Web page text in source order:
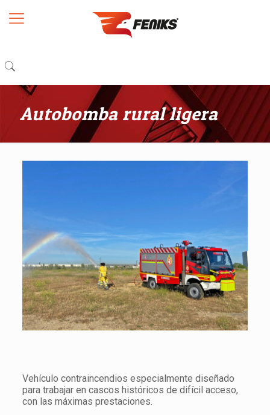
Autobomba rural ligera
Vehículo contraincendios especialmente diseñado
para trabajar en cascos históricos de difícil acceso,
con las máximas prestaciones.